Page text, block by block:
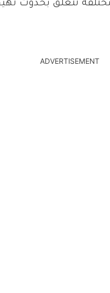
تتعلق بحدوث
ADVERTISEMENT